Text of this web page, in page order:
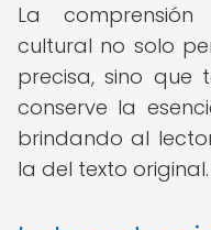
La
cultural no solo
precisa, sino que
conserve la
brindando al
la del texto original.